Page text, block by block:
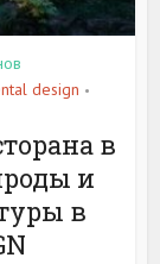
design •
в
и
в